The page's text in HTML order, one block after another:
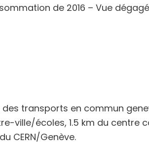
de 2016 – Vue
transports en commun
ville/écoles, 1.5 km du centre
CERN/Genève.